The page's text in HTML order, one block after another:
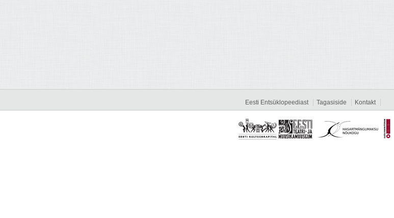
Eesti Entsüklopeediast Tagasiside Kontakt